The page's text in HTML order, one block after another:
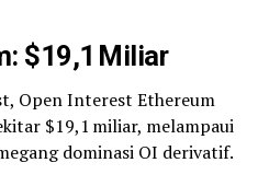
$19,1 Miliar
Open Interest Ethereum
$19,1 miliar, melampaui
dominasi OI derivatif.